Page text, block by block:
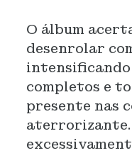
O álbum
desenrolar
intensificando
completos e
presente nas
aterrorizante.